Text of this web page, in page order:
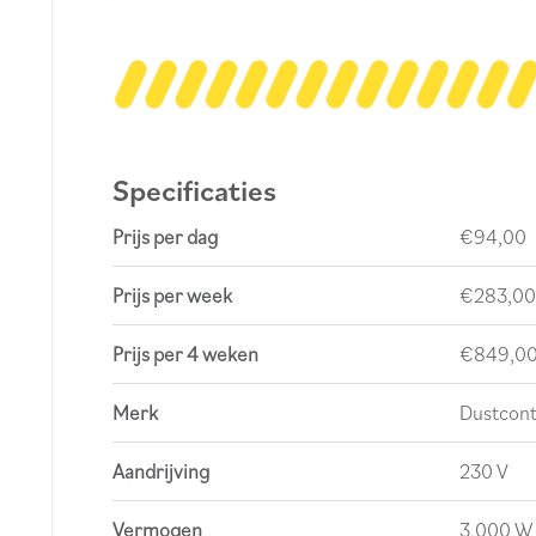
Specificaties
Prijs per dag €94,00
Prijs per week €283,00
Prijs per 4 weken €849,00
Merk
Aandrijving 230 V
Vermogen 3.000 W